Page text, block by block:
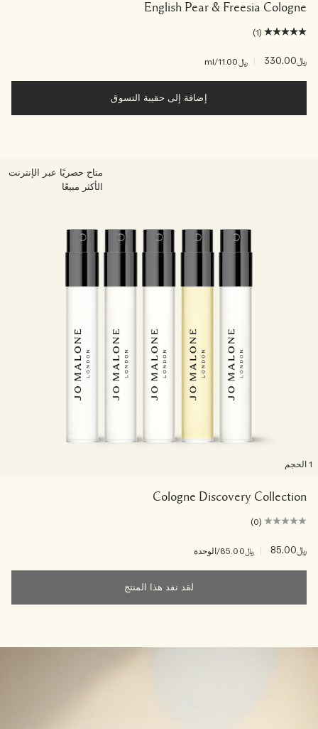
English Pear & Freesia Cologne
(1)
﷼330.00 ﷼11.00 /ml
إضافة إلى حقيبة التسوق
متاح حصريًا عبر الإنترنت
الأكثر مبيعًا
Cologne Discovery Collection
(0)
﷼85.00 ﷼85.00 /الوحدة
لقد نفد هذا المنتج